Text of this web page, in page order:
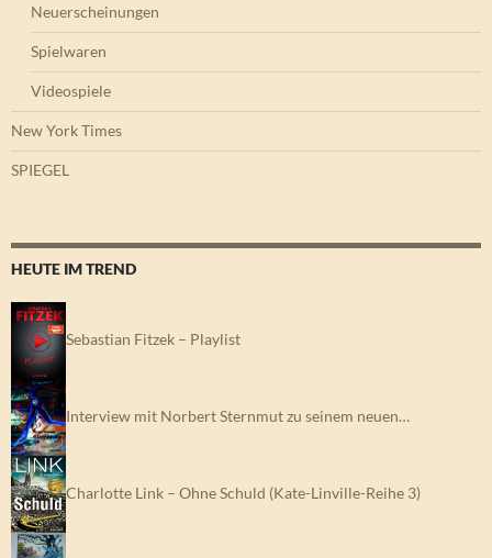
Neuerscheinungen
Spielwaren
Videospiele
New York Times
SPIEGEL
HEUTE IM TREND
Sebastian Fitzek – Playlist
Interview mit Norbert Sternmut zu seinem neuen…
Charlotte Link – Ohne Schuld (Kate-Linville-Reihe 3)